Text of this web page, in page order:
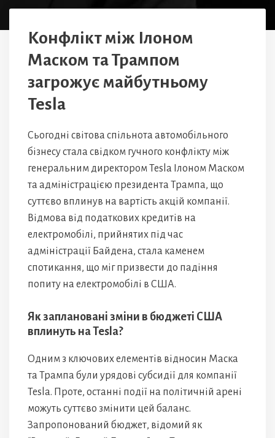
Конфлікт між Ілоном
Маском та Трампом
загрожує майбутньому
Tesla
Сьогодні світова спільнота автомобільного
бізнесу стала свідком гучного конфлікту між
генеральним директором Tesla Ілоном Маском
та адміністрацією президента Трампа, що
суттєво вплинув на вартість акцій компанії.
Відмова від податкових кредитів на
електромобілі, прийнятих під час
адміністрації Байдена, стала каменем
спотикання, що міг призвести до падіння
попиту на електромобілі в США.
Як заплановані зміни в бюджеті США
вплинуть на Tesla?
Одним з ключових елементів відносин Маска
та Трампа були урядові субсидії для компанії
Tesla. Проте, останні події на політичній арені
можуть суттєво змінити цей баланс.
Запропонований бюджет, відомий як